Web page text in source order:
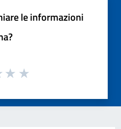
le informazioni